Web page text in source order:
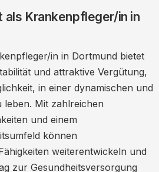
als Krankenpfleger/in in
in in Dortmund bietet
und attraktive Vergütung,
in einer dynamischen und
leben. Mit zahlreichen
und einem
können
weiterentwickeln und
zur Gesundheitsversorgung